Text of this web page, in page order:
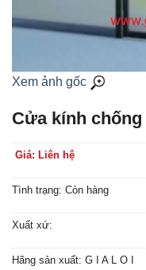
Xem ảnh gốc
Cửa kính
Giá: Liên hệ
Tình trạng: Còn hàng
Xuất xứ:
Hãng sản xuất: G I A L O I